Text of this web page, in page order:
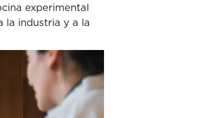
experimental
la industria y a la